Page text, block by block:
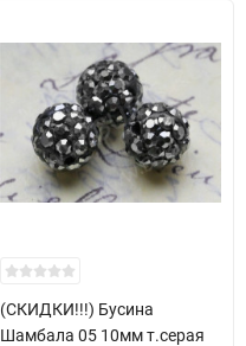
(СКИДКИ!!!) Бусина
Шамбала 05 10мм т.серая